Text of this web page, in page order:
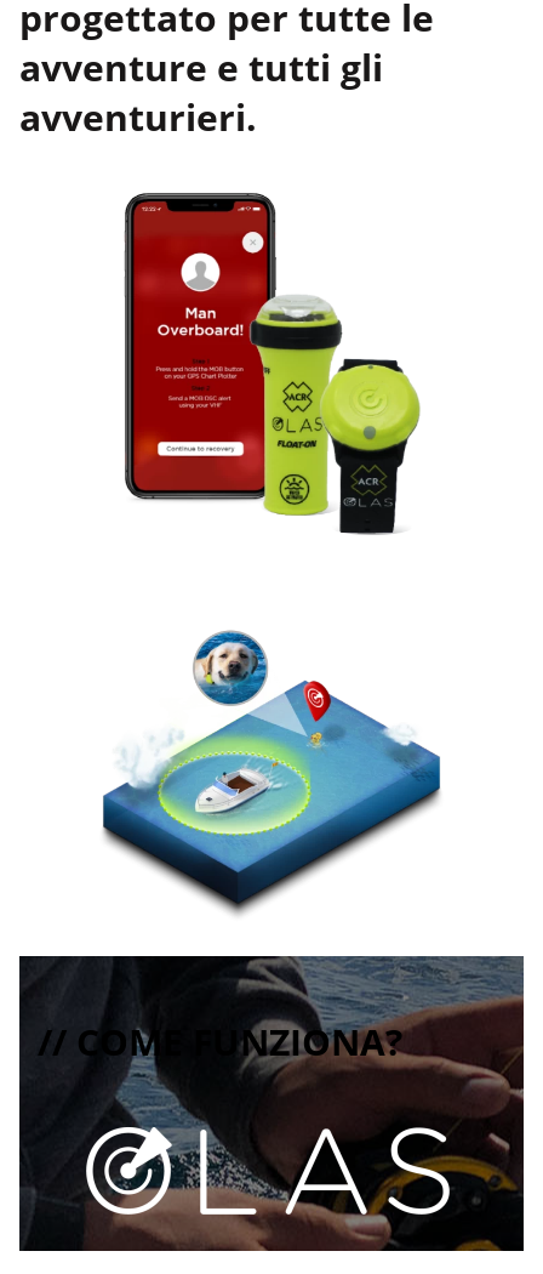
progettato per tutte le
avventure e tutti gli
avventurieri.
// COME FUNZIONA?